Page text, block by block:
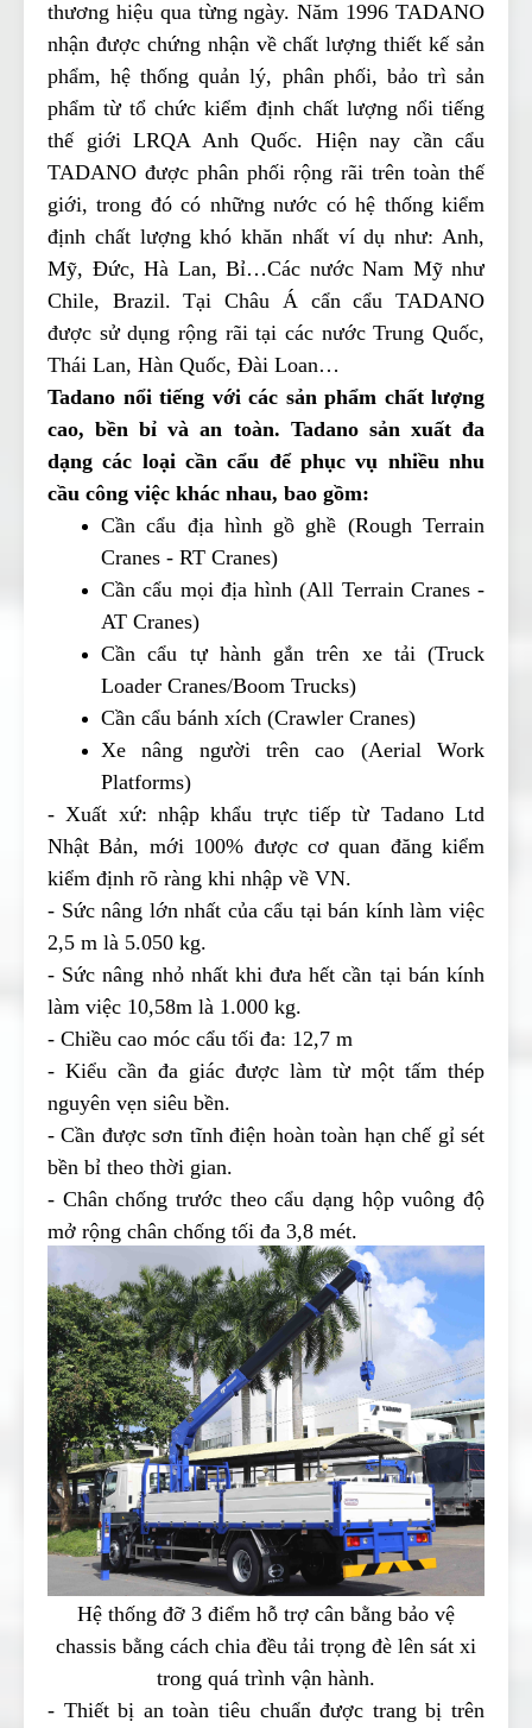
thương hiệu qua từng ngày. Năm 1996 TADANO
nhận được chứng nhận về chất lượng thiết kế sản
phẩm, hệ thống quản lý, phân phối, bảo trì sản
phẩm từ tổ chức kiểm định chất lượng nổi tiếng
thế giới LRQA Anh Quốc. Hiện nay cần cẩu
TADANO được phân phối rộng rãi trên toàn thế
giới, trong đó có những nước có hệ thống kiểm
định chất lượng khó khăn nhất ví dụ như: Anh,
Mỹ, Đức, Hà Lan, Bỉ…Các nước Nam Mỹ như
Chile, Brazil. Tại Châu Á cẩn cẩu TADANO
được sử dụng rộng rãi tại các nước Trung Quốc,
Thái Lan, Hàn Quốc, Đài Loan…
Tadano nổi tiếng với các sản phẩm chất lượng
cao, bền bỉ và an toàn. Tadano sản xuất đa
dạng các loại cần cẩu để phục vụ nhiều nhu
cầu công việc khác nhau, bao gồm:
Cần cẩu địa hình gồ ghề (Rough Terrain
Cranes - RT Cranes)
Cần cẩu mọi địa hình (All Terrain Cranes -
AT Cranes)
Cần cẩu tự hành gắn trên xe tải (Truck
Loader Cranes/Boom Trucks)
Cần cẩu bánh xích (Crawler Cranes)
Xe nâng người trên cao (Aerial Work
Platforms)
- Xuất xứ: nhập khẩu trực tiếp từ Tadano Ltd
Nhật Bản, mới 100% được cơ quan đăng kiểm
kiểm định rõ ràng khi nhập về VN.
- Sức nâng lớn nhất của cẩu tại bán kính làm việc
2,5 m là 5.050 kg.
- Sức nâng nhỏ nhất khi đưa hết cần tại bán kính
làm việc 10,58m là 1.000 kg.
- Chiều cao móc cẩu tối đa: 12,7 m
- Kiểu cần đa giác được làm từ một tấm thép
nguyên vẹn siêu bền.
- Cần được sơn tĩnh điện hoàn toàn hạn chế gỉ sét
bền bỉ theo thời gian.
- Chân chống trước theo cẩu dạng hộp vuông độ
mở rộng chân chống tối đa 3,8 mét.
Hệ thống đỡ 3 điểm hỗ trợ cân bằng bảo vệ
chassis bằng cách chia đều tải trọng đè lên sát xi
trong quá trình vận hành.
- Thiết bị an toàn tiêu chuẩn được trang bị trên